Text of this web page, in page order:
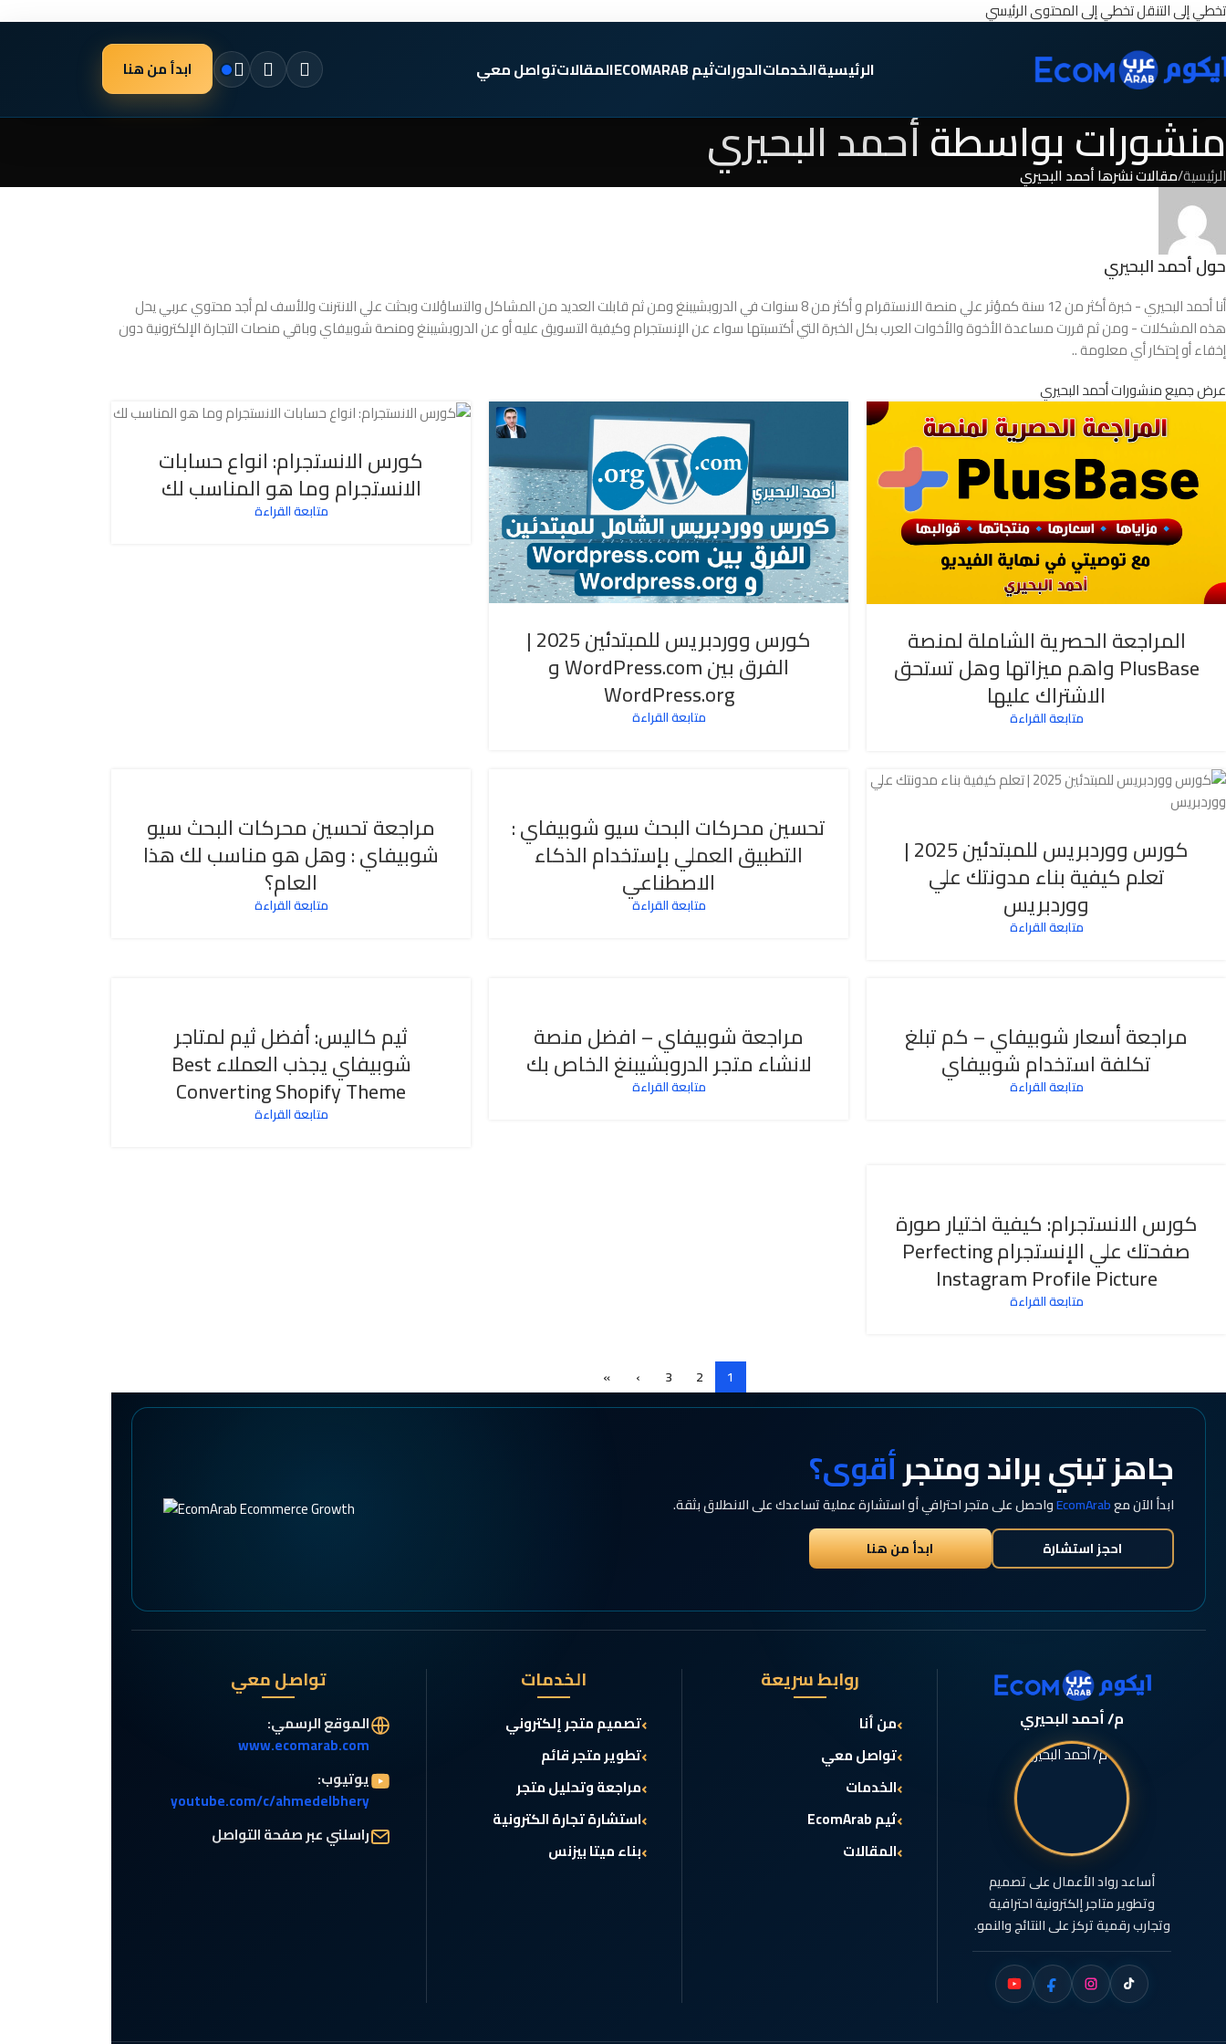
تخطي إلى التنقلتخطي إلى المحتوى الرئيسي
الرئيسيةالخدماتالدوراتثيم ECOMARAB المقالاتتواصل معي ابدأ من هنا
منشورات بواسطةأحمد البحيري الرئيسية/مقالات نشرها أحمد البحيري
حول أحمد البحيري
أنا أحمد البحيري - خبرة أكثر من 12 سنة كمؤثر علي منصة الانستقرام و أكثر من 8 سنوات في الدروبشيبنغ ومن ثم قابلت العديد من المشاكل والتساؤلات وبحثت علي الانترنت وللأسف لم أجد محتوي عربي يحل
هذه المشكلات - ومن ثم قررت مساعدة الأخوة والأخوات العرب بكل الخبرة التي أكتسبتها سواء عن الإنستجرام وكيفية التسويق عليه أو عن الدروبشيبنغ ومنصة شوبيفاي وباقي منصات التجارة الإلكترونية دون
إخفاء أو إحتكار أي معلومة ..
عرض جميع منشورات أحمد البحيري
المراجعة الحصرية الشاملة لمنصة
PlusBase واهم ميزاتها وهل تستحق
الاشتراك عليها
متابعة القراءة
كورس ووردبريس للمبتدئين 2025 |
الفرق بين WordPress.com و
WordPress.org
متابعة القراءة
كورس الانستجرام: انواع حسابات
الانستجرام وما هو المناسب لك
متابعة القراءة
كورس ووردبريس للمبتدئين 2025 |
تعلم كيفية بناء مدونتك علي
ووردبريس
متابعة القراءة
تحسين محركات البحث سيو شوبيفاي :
التطبيق العملي بإستخدام الذكاء
الاصطناعي
متابعة القراءة
مراجعة تحسين محركات البحث سيو
شوبيفاي : وهل هو مناسب لك هذا
العام؟
متابعة القراءة
مراجعة أسعار شوبيفاي – كم تبلغ
تكلفة استخدام شوبيفاي
متابعة القراءة
مراجعة شوبيفاي – افضل منصة
لانشاء متجر الدروبشيبنغ الخاص بك
متابعة القراءة
ثيم كاليس: أفضل ثيم لمتاجر
شوبيفاي يجذب العملاء Best
Converting Shopify Theme
متابعة القراءة
كورس الانستجرام: كيفية اختيار صورة
صفحتك علي الإنستجرام Perfecting
Instagram Profile Picture
متابعة القراءة
1
2
3
›
»
جاهز تبني براند ومتجرأقوى؟
ابدأ الآن معEcomArabواحصل على متجر احترافي أو استشارة عملية تساعدك على الانطلاق بثقة.
احجز استشارة
ابدأ من هنا
م/ أحمد البحيري
أساعد رواد الأعمال على تصميم
وتطوير متاجر إلكترونية احترافية
وتجارب رقمية تركز على النتائج والنمو.
روابط سريعة
من أنا
تواصل معي
الخدمات
ثيم EcomArab
المقالات
الخدمات
تصميم متجر إلكتروني
تطوير متجر قائم
مراجعة وتحليل متجر
استشارة تجارة الكترونية
بناء ميتا بيزنس
تواصل معي
الموقع الرسمي:
www.ecomarab.com
يوتيوب:
youtube.com/c/ahmedelbhery
راسلني عبر صفحة التواصل